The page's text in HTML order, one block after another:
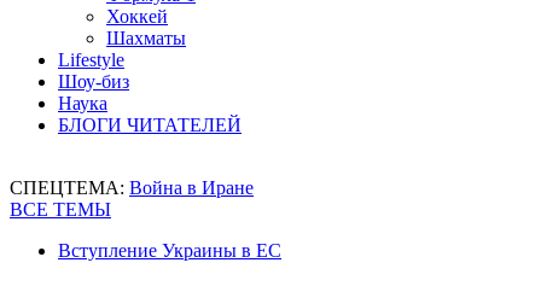
Хоккей
Шахматы
Lifestyle
Шоу-биз
Наука
БЛОГИ ЧИТАТЕЛЕЙ
СПЕЦТЕМА: Война в Иране
ВСЕ ТЕМЫ
Вступление Украины в ЕС